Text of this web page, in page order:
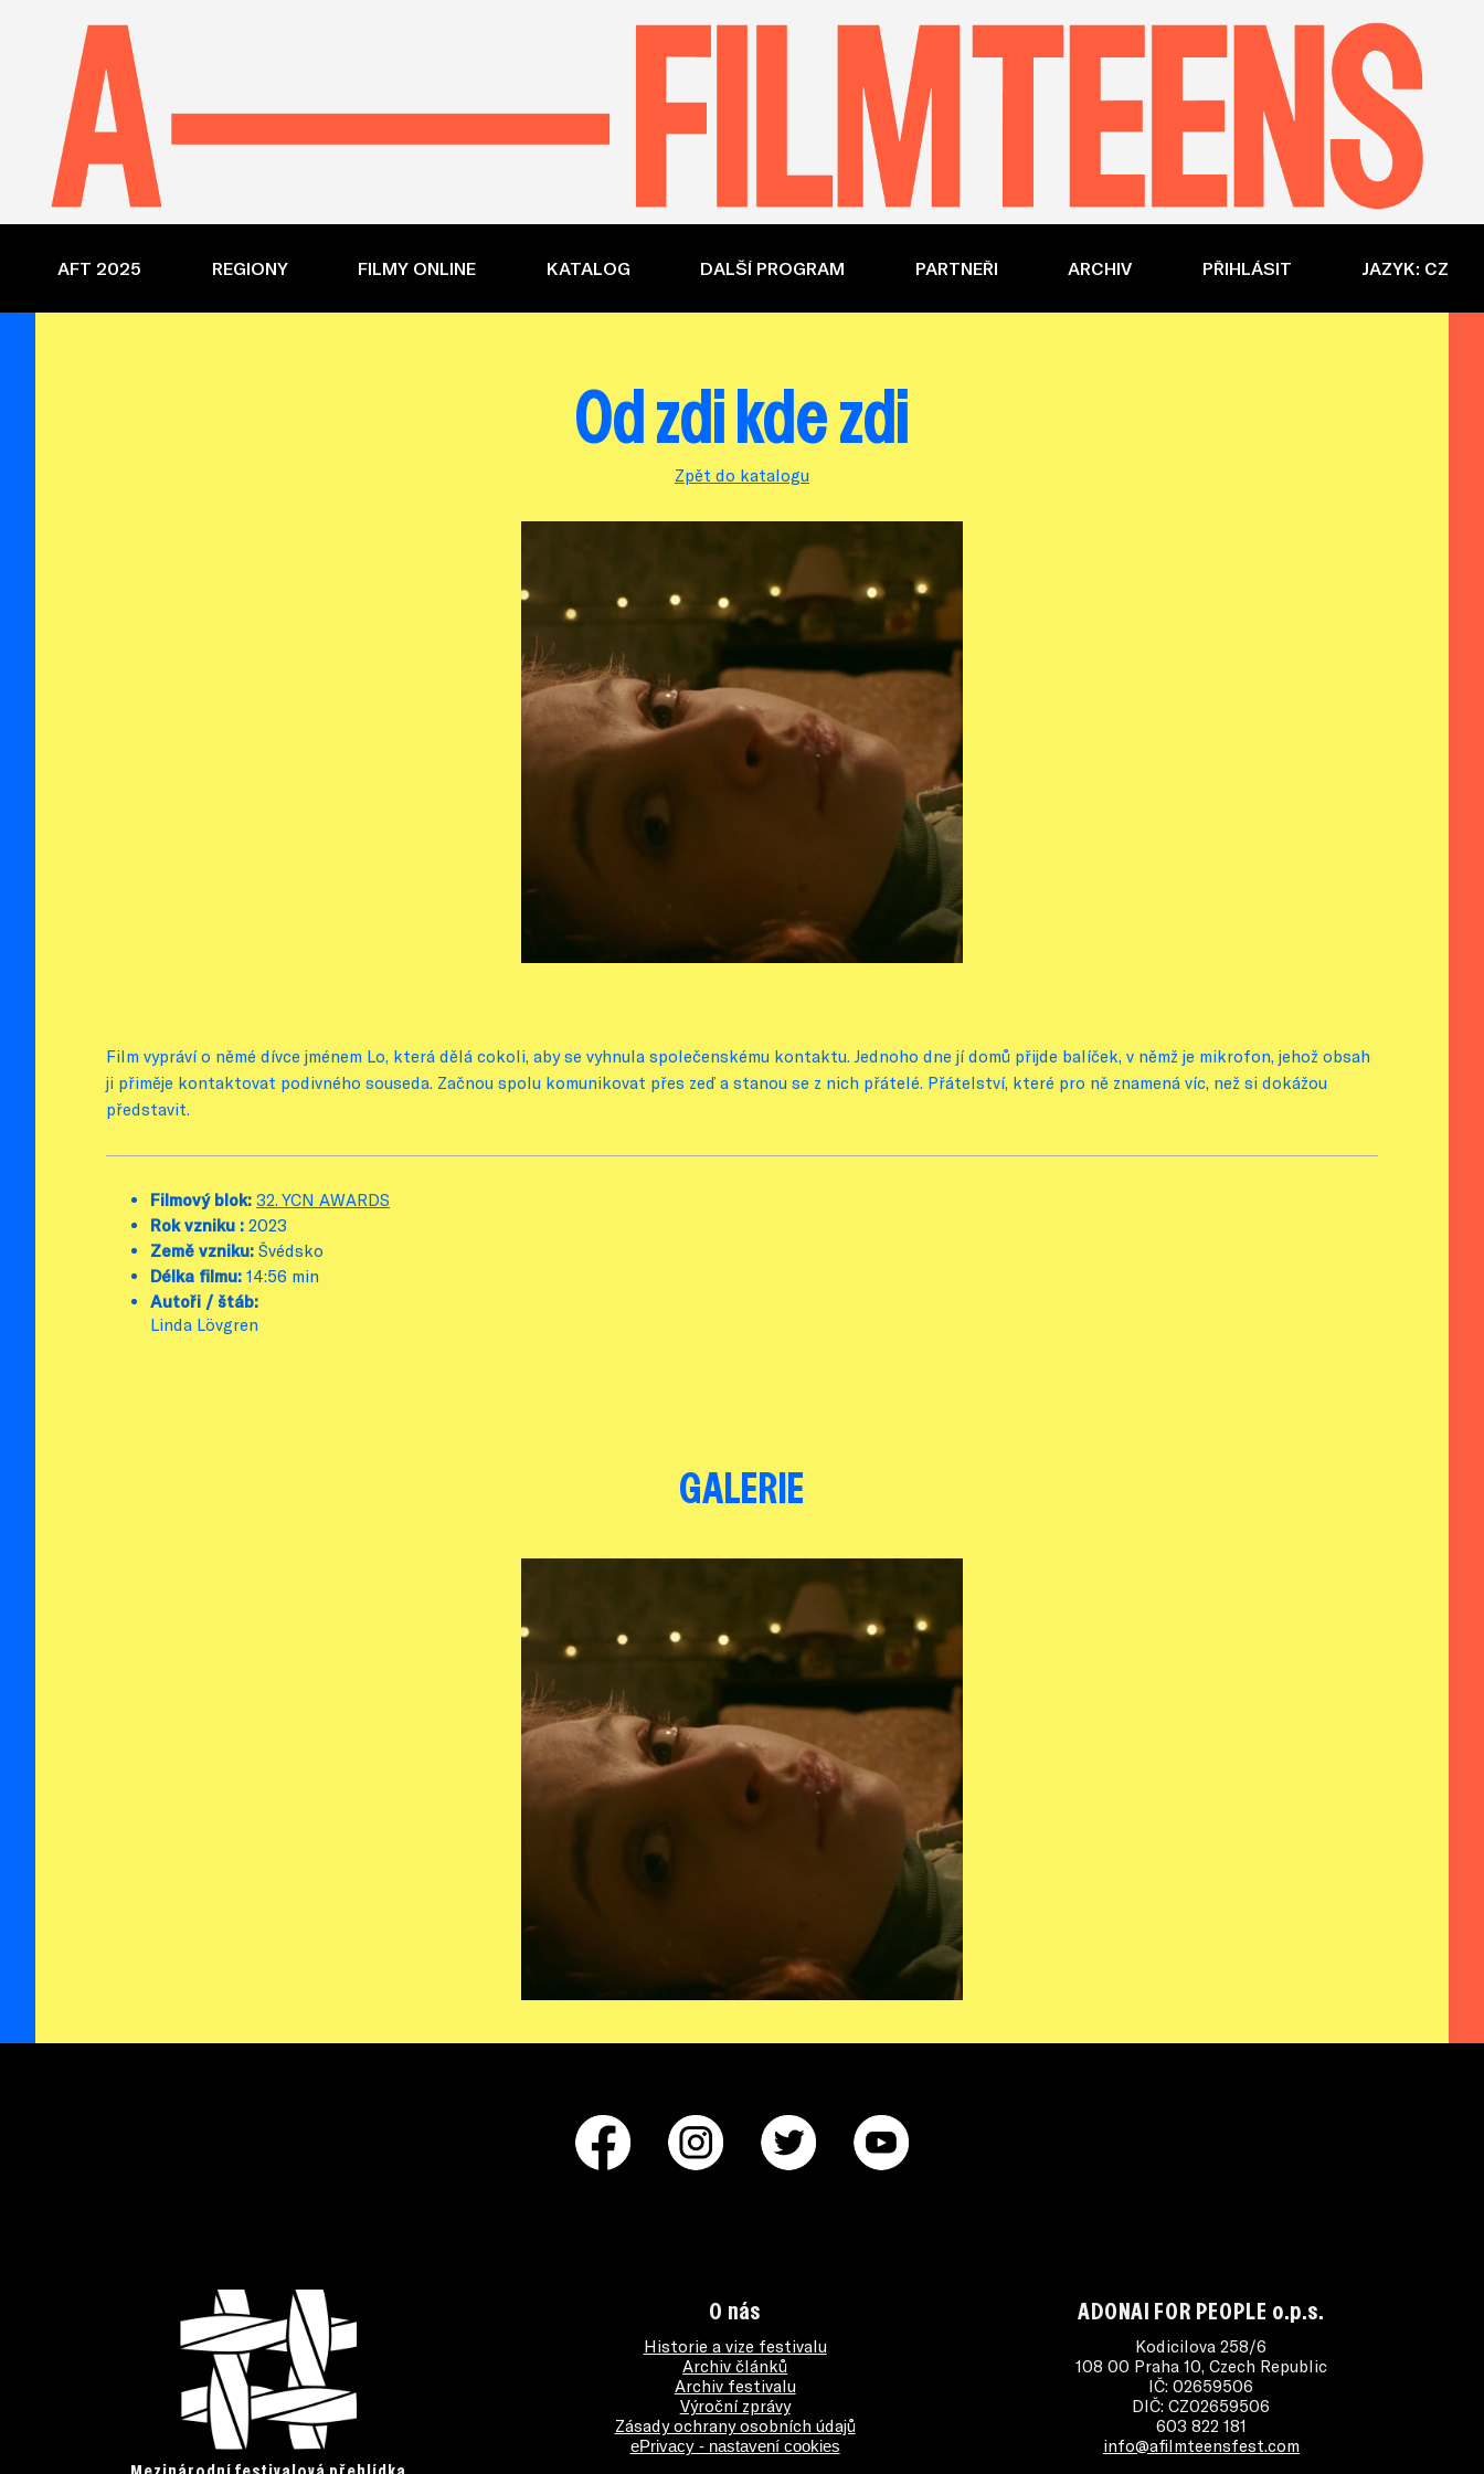
AFT 2025 REGIONY FILMY ONLINE KATALOG DALŠÍ PROGRAM PARTNEŘI ARCHIV PŘIHLÁSIT JAZYK: CZ
Od zdi kde zdi
Zpět do katalogu
Film vypráví o němé dívce jménem Lo, která dělá cokoli, aby se vyhnula společenskému kontaktu. Jednoho dne jí domů přijde balíček, v němž je mikrofon, jehož obsah
ji přiměje kontaktovat podivného souseda. Začnou spolu komunikovat přes zeď a stanou se z nich přátelé. Přátelství, které pro ně znamená víc, než si dokážou
představit.
Filmový blok: 32. YCN AWARDS
Rok vzniku : 2023
Země vzniku: Švédsko
Délka filmu: 14:56 min
Autoři / štáb:
Linda Lövgren
GALERIE
O nás
Historie a vize festivalu
Archiv článků
Archiv festivalu
Výroční zprávy
Zásady ochrany osobních údajů
ePrivacy - nastavení cookies
ADONAI FOR PEOPLE o.p.s.
Kodicilova 258/6
108 00 Praha 10, Czech Republic
IČ: 02659506
DIČ: CZ02659506
603 822 181
info@afilmteensfest.com